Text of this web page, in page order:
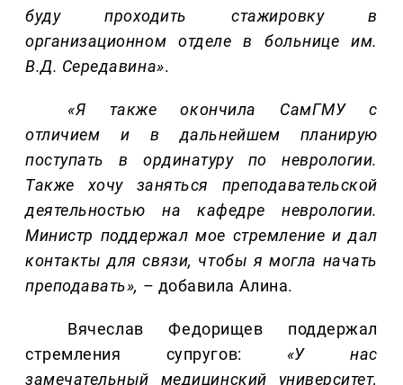
буду проходить стажировку в
организационном отделе в больнице им.
В.Д. Середавина».
«Я также окончила СамГМУ с
отличием и в дальнейшем планирую
поступать в ординатуру по неврологии.
Также хочу заняться преподавательской
деятельностью на кафедре неврологии.
Министр поддержал мое стремление и дал
контакты для связи, чтобы я могла начать
преподавать», – добавила Алина.
Вячеслав Федорищев поддержал
стремления супругов: «У нас
замечательный медицинский университет,